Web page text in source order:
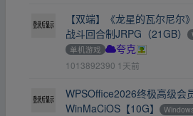
【双端】《龙星的瓦尔尼尔
战斗回合制JRPG（21GB）
单机游戏
夸克
1013892390 1天前
WPSOffice2026终极高级会
WinMaCiOS【10G】